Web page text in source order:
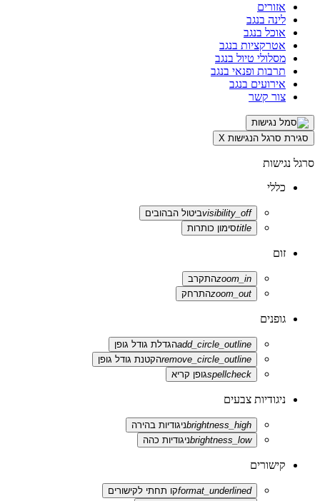
אזורים
לינה בנגב
אוכל בנגב
אטרקציות בנגב
מסלולי טיול בנגב
תרבות ופנאי בנגב
אירועים בנגב
צור קשר
סגירת סרגל הנגישות X
סרגל נגישות
כללי
visibility_offביטול הבהובים
titleסימון כותרות
זום
zoom_inהתקרב
zoom_outהתרחק
גופנים
add_circle_outlineהגדלת גודל גופן
remove_circle_outlineהקטנת גודל גופן
spellcheckגופן קריא
ניגודיות צבעים
brightness_highניגודיות בהירה
brightness_lowניגודיות כהה
קישורים
format_underlinedקו תחתי לקישורים